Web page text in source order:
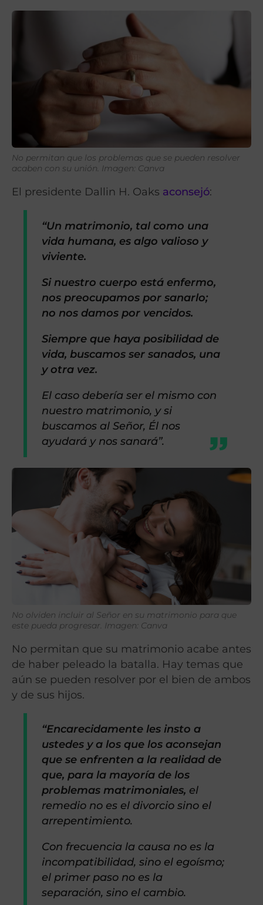
No permitan que los problemas que se pueden resolver
acaben con su unión. Imagen: Canva
El presidente Dallin H. Oaks aconsejó:
“Un matrimonio, tal como una
vida humana, es algo valioso y
viviente.
Si nuestro cuerpo está enfermo,
nos preocupamos por sanarlo;
no nos damos por vencidos.
Siempre que haya posibilidad de
vida, buscamos ser sanados, una
y otra vez.
El caso debería ser el mismo con
nuestro matrimonio, y si
buscamos al Señor, Él nos
ayudará y nos sanará”.
No olviden incluir al Señor en su matrimonio para que
este pueda progresar. Imagen: Canva
No permitan que su matrimonio acabe antes
de haber peleado la batalla. Hay temas que
aún se pueden resolver por el bien de ambos
y de sus hijos.
“Encarecidamente les insto a
ustedes y a los que los aconsejan
que se enfrenten a la realidad de
que, para la mayoría de los
problemas matrimoniales, el
remedio no es el divorcio sino el
arrepentimiento.
Con frecuencia la causa no es la
incompatibilidad, sino el egoísmo;
el primer paso no es la
separación, sino el cambio.